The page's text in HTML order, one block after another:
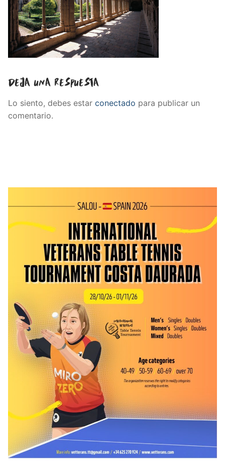
Deja una respuesta
Lo siento, debes estar conectado para publicar un
comentario.